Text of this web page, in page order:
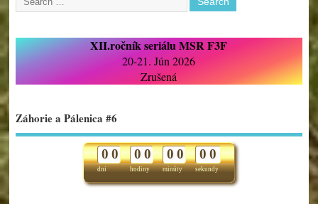
XII.ročník seriálu MSR F3F
20-21. Jún 2026
Zrušená
Záhorie a Pálenica #6
dni
0 0
hodiny
0 0
minúty
0 0
sekundy
0 0